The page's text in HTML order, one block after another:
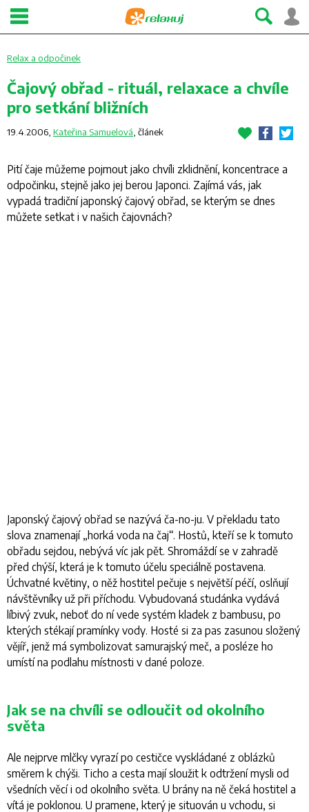
Relax a odpočinek
Čajový obřad - rituál, relaxace a chvíle
pro setkání bližních
19.4.2006, Kateřina Samuelová článek
Pití čaje můžeme pojmout jako chvíli zklidnění, koncentrace a
odpočinku, stejně jako jej berou Japonci. Zajímá vás, jak
vypadá tradiční japonský čajový obřad, se kterým se dnes
můžete setkat i v našich čajovnách?
Japonský čajový obřad se nazývá ča-no-ju. V překladu tato
slova znamenají „horká voda na čaj“. Hostů, kteří se k tomuto
obřadu sejdou, nebývá víc jak pět. Shromáždí se v zahradě
před chýší, která je k tomuto účelu speciálně postavena.
Úchvatné květiny, o něž hostitel pečuje s největší péčí, oslňují
návštěvníky už při příchodu. Vybudovaná studánka vydává
líbivý zvuk, neboť do ní vede systém kladek z bambusu, po
kterých stékají pramínky vody. Hosté si za pas zasunou složený
vějíř, jenž má symbolizovat samurajský meč, a posléze ho
umístí na podlahu místnosti v dané poloze.
Jak se na chvíli se odloučit od okolního
světa
Ale nejprve mlčky vyrazí po cestičce vyskládané z oblázků
směrem k chýši. Ticho a cesta mají sloužit k odtržení mysli od
všedních věcí i od okolního světa. U brány na ně čeká hostitel a
vítá je poklonou. U pramene, který je situován u vchodu, si